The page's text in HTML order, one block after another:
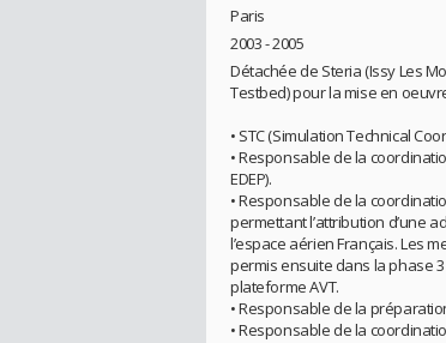
Paris
2003 - 2005
Détachée de Steria (Issy Les
Testbed) pour la mise en
• STC (Simulation Technical
• Responsable de la
EDEP).
• Responsable de la
permettant l’attribution d’une
l’espace aérien Français. Les
permis ensuite dans la phase
plateforme AVT.
• Responsable de la
• Responsable de la